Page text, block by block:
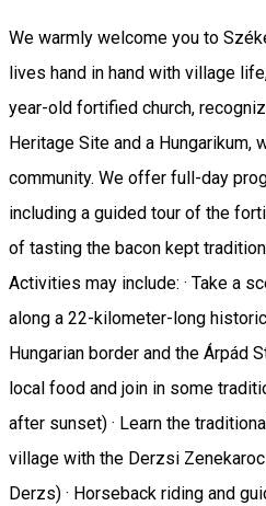
We warmly welcome you to
lives hand in hand with village
year-old fortified church,
Heritage Site and a Hungarikum,
community. We offer full-day
including a guided tour of the
of tasting the bacon kept
Activities may include: · Take a
along a 22-kilometer-long
Hungarian border and the Árpád
local food and join in some
after sunset) · Learn the
village with the Derzsi
Derzs) · Horseback riding and